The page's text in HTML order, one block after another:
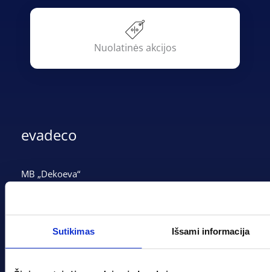
Sutikimas Išsami informacija
Nuolatinės akcijos
evadeco
MB „Dekoeva“